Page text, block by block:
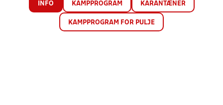
INFO KAMPPROGRAM KARANTÆNER
KAMPPROGRAM FOR PULJE